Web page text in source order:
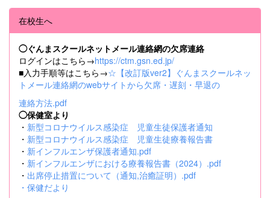
在校生へ
◯ぐんまスクールネットメール連絡網の欠席連絡
ログインはこちら→https://ctm.gsn.ed.jp/
■入力手順等はこちら→☆【改訂版ver2】ぐんまスクールネッ
トメール連絡網のwebサイトから欠席・遅刻・早退の
連絡方法.pdf
◯保健室より
・ 新型コロナウイルス感染症 児童生徒保護者通知
・ 新型コロナウイルス感染症 児童生徒療養報告書
・ 新インフルエンザ保護者通知.pdf
・ 新インフルエンザにおける療養報告書（2024）.pdf
・ 出席停止措置について（通知,治癒証明）.pdf
・ 保健だより